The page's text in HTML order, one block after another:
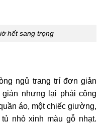
hết sang trọng
ngủ trang trí đơn giản
nhưng lại phải công
áo, một chiếc giường,
nhỏ xinh màu gỗ nhạt.